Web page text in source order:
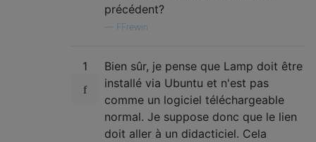
précédent?
FFrewin
1
Bien sûr, je pense que Lamp doit être
installé via Ubuntu et n'est pas
comme un logiciel téléchargeable
normal. Je suppose donc que le lien
doit aller à un didacticiel. Cela